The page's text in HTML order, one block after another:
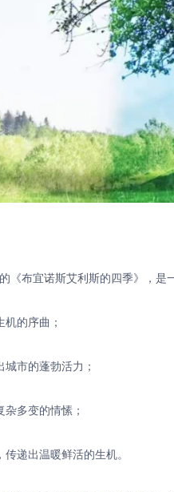
《布宜诺斯艾利斯的四季》，
的序曲；
市的蓬勃活力；
多变的情愫；
递出温暖鲜活的生机。